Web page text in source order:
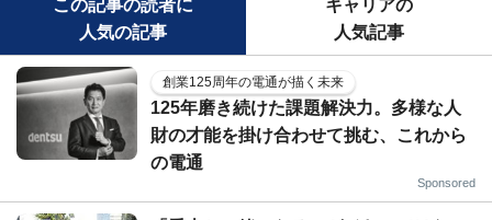
この記事の読者に
人気の記事
キャリアの
人気記事
創業125周年の電通が描く未来
125年磨き続けた課題解決力。多様な人
財の才能を掛け合わせて挑む、これから
の電通
Sponsored